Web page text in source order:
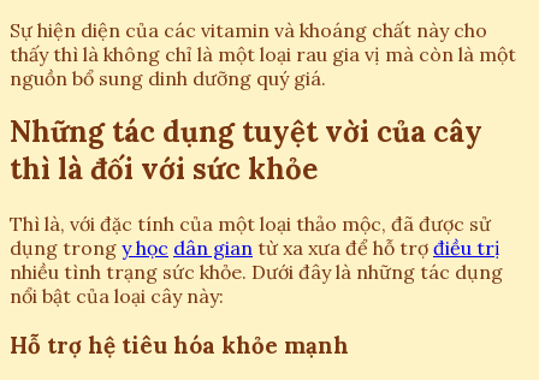
Sự hiện diện của các vitamin và khoáng chất này cho
thấy thì là không chỉ là một loại rau gia vị mà còn là một
nguồn bổ sung dinh dưỡng quý giá.
Những tác dụng tuyệt vời của cây
thì là đối với sức khỏe
Thì là, với đặc tính của một loại thảo mộc, đã được sử
dụng trong y học dân gian từ xa xưa để hỗ trợ điều trị
nhiều tình trạng sức khỏe. Dưới đây là những tác dụng
nổi bật của loại cây này:
Hỗ trợ hệ tiêu hóa khỏe mạnh